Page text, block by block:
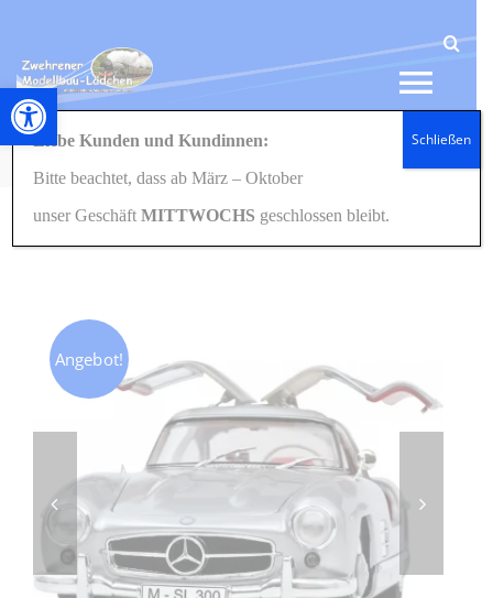
Werkzeugleiste öffnen
springen
HOME
SHOP
GESCHENKIDEEN
KONTAKT
MEIN KONTO
Startseite Modellbau
Panzer/Militärfahrzeuge
1:35
05790 Geschenkset 75 Jahre Tiger VI 1:35
Angebot!
Liebe Kunden und Kundinnen:
Bitte beachtet, dass ab März – Oktober
unser GeschäftMITTWOCHS geschlossen bleibt.
Schließen